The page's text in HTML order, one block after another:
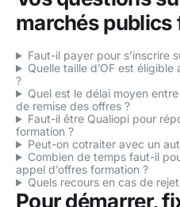
marchés publics
Faut-il payer pour s’inscrire
Quelle taille d’OF est
?
Quel est le délai moyen
de remise des offres ?
Faut-il être Qualiopi pour
formation ?
Peut-on cotraiter avec un
Combien de temps faut-il
appel d’offres formation ?
Quels recours en cas de
Pour démarrer,